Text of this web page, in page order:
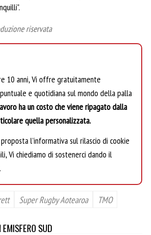
riservata
10 anni, Vi offre gratuitamente
e quotidiana sul mondo della palla
ha un costo che viene ripagato dalla
quella personalizzata.
l’informativa sul rilascio di cookie
Vi chiediamo di sostenerci dando il
Super Rugby Aotearoa TMO
SUD